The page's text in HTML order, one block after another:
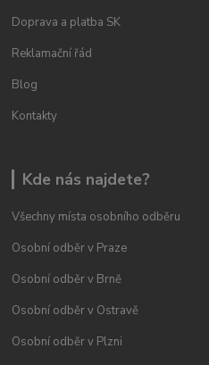
Doprava a platba SK
Reklamační řád
Blog
Kontakty
Kde nás najdete?
Všechny místa osobního odběru
Osobní odběr v Praze
Osobní odběr v Brně
Osobní odběr v Ostravě
Osobní odběr v Plzni